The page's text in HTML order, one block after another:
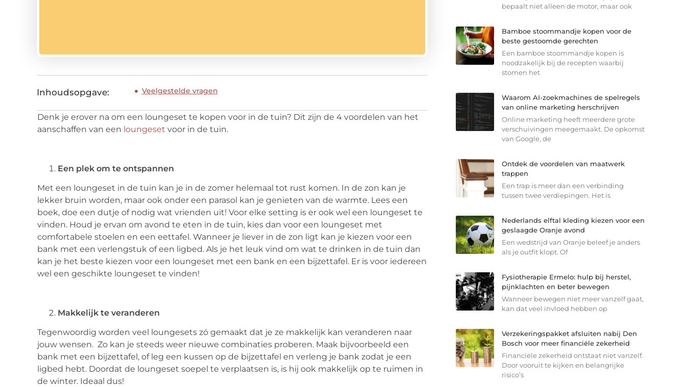
Inhoudsopgave: Veelgestelde vragen
Denk je erover na om een loungeset te kopen voor in de tuin? Dit zijn de 4 voordelen van het
aanschaffen van een loungeset voor in de tuin.
Een plek om te ontspannen
Met een loungeset in de tuin kan je in de zomer helemaal tot rust komen. In de zon kan je
lekker bruin worden, maar ook onder een parasol kan je genieten van de warmte. Lees een
boek, doe een dutje of nodig wat vrienden uit! Voor elke setting is er ook wel een loungeset te
vinden. Houd je ervan om avond te eten in de tuin, kies dan voor een loungeset met
comfortabele stoelen en een eettafel. Wanneer je liever in de zon ligt kan je kiezen voor een
bank met een verlengstuk of een ligbed. Als je het leuk vind om wat te drinken in de tuin dan
kan je het beste kiezen voor een loungeset met een bank en een bijzettafel. Er is voor iedereen
wel een geschikte loungeset te vinden!
Makkelijk te veranderen
Tegenwoordig worden veel loungesets zó gemaakt dat je ze makkelijk kan veranderen naar
jouw wensen. Zo kan je steeds weer nieuwe combinaties proberen. Maak bijvoorbeeld een
bank met een bijzettafel, of leg een kussen op de bijzettafel en verleng je bank zodat je een
ligbed hebt. Doordat de loungeset soepel te verplaatsen is, is hij ook makkelijk op te ruimen in
de winter. Ideaal dus!
bepaalt niet alleen de motor, maar ook
Bamboe stoommandje kopen voor de
beste gestoomde gerechten
Een bamboe stoommandje kopen is
noodzakelijk bij de recepten waarbij
stomen het
Waarom AI-zoekmachines de spelregels
van online marketing herschrijven
Online marketing heeft meerdere grote
verschuivingen meegemaakt. De opkomst
van Google, de
Ontdek de voordelen van maatwerk
trappen
Een trap is meer dan een verbinding
tussen twee verdiepingen. Het is
Nederlands elftal kleding kiezen voor een
geslaagde Oranje avond
Een wedstrijd van Oranje beleef je anders
als je outfit klopt. Of
Fysiotherapie Ermelo: hulp bij herstel,
pijnklachten en beter bewegen
Wanneer bewegen niet meer vanzelf gaat,
kan dat veel invloed hebben op
Verzekeringspakket afsluiten nabij Den
Bosch voor meer financiële zekerheid
Financiële zekerheid ontstaat niet vanzelf.
Door vooruit te kijken en belangrijke
risico’s